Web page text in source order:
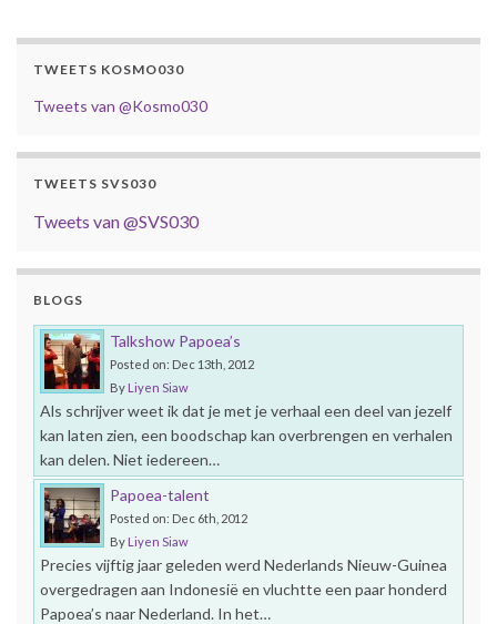
TWEETS KOSMO030
Tweets van @Kosmo030
TWEETS SVS030
Tweets van @SVS030
BLOGS
Talkshow Papoea’s
Posted on: Dec 13th, 2012
By Liyen Siaw
Als schrijver weet ik dat je met je verhaal een deel van jezelf
kan laten zien, een boodschap kan overbrengen en verhalen
kan delen. Niet iedereen…
Papoea-talent
Posted on: Dec 6th, 2012
By Liyen Siaw
Precies vijftig jaar geleden werd Nederlands Nieuw-Guinea
overgedragen aan Indonesië en vluchtte een paar honderd
Papoea’s naar Nederland. In het…